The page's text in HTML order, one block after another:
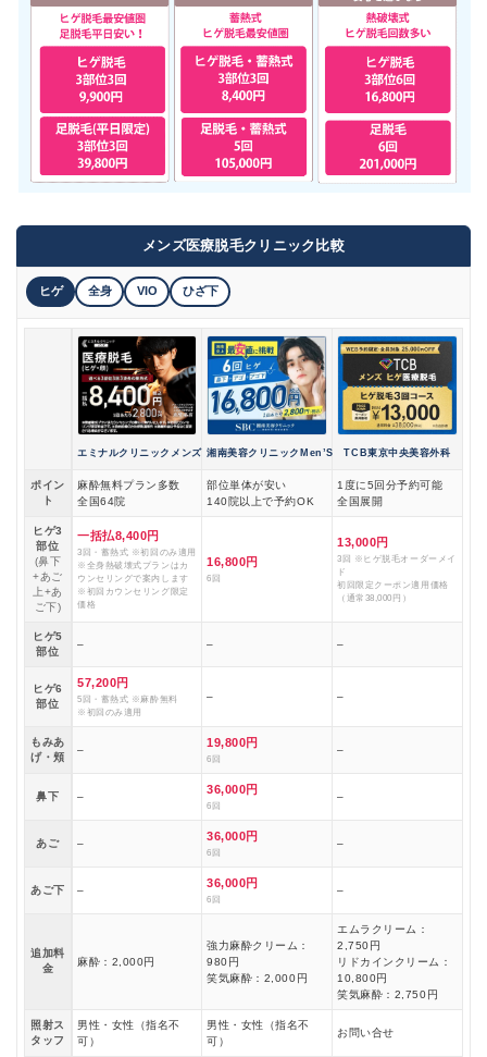
メンズ医療脱毛クリニック比較
ヒゲ 全身 VIO ひざ下
エミナルクリニックメンズ 湘南美容クリニックMen’S TCB東京中央美容外科
ポイン
ト
麻酔無料プラン多数
全国64院
部位単体が安い
140院以上で予約OK
1度に5回分予約可能
全国展開
ヒゲ3
部位
(鼻下
+あご
上+あ
ご下)
一括払8,400円
3回・蓄熱式 ※初回のみ適用
※全身熱破壊式プランはカ
ウンセリングで案内します
※初回カウンセリング限定
価格
16,800円
6回
13,000円
3回 ※ヒゲ脱毛オーダーメイ
ド
初回限定クーポン適用価格
（通常38,000円）
ヒゲ5
部位
– – –
ヒゲ6
部位
57,200円
5回・蓄熱式 ※麻酔無料
※初回のみ適用
– –
もみあ
げ・頬
–
19,800円
6回
–
鼻下 –
36,000円
6回
–
あご –
36,000円
6回
–
あご下 –
36,000円
6回
–
追加料
金
麻酔：2,000円
強力麻酔クリーム：
980円
笑気麻酔：2,000円
エムラクリーム：
2,750円
リドカインクリーム：
10,800円
笑気麻酔：2,750円
照射ス
タッフ
男性・女性（指名不
可）
男性・女性（指名不
可）
お問い合せ